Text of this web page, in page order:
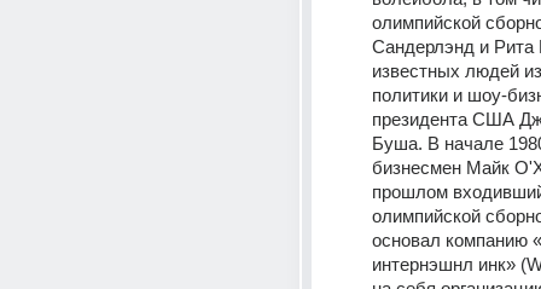
олимпийской
Сандерлэнд и Рита
известных людей
политики и шоу-
президента США
Буша. В начале
бизнесмен Майк
прошлом
олимпийской
основал компанию
интернэшнл инк»